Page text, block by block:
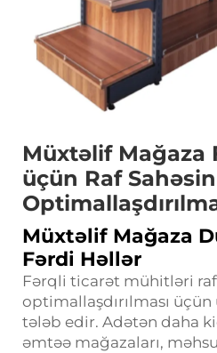
Müxtəlif Mağaza
üçün Raf
Müxtəlif Mağaza
Fərdi Həllər
Fərqli ticarət mühitləri
optimallaşdırılması
tələb edir. Adətən daha
əmtəə mağazaları,